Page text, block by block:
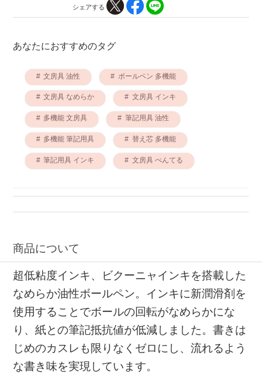
シェアする
あなたにおすすめのタグ
文房具 油性 ボールペン 多機能
文房具 なめらか 文房具 インキ
多機能 文房具 筆記用具 油性
多機能 筆記用具 替え芯 多機能
筆記用具 インキ 文房具 ぺんてる
商品について
超低粘度インキ、ビクーニャインキを搭載した
なめらか油性ボールペン。インキに新潤滑剤を
使用することでボールの回転がなめらかにな
り、紙との筆記抵抗値が低減しました。書きは
じめのカスレも限りなくゼロにし、流れるよう
な書き味を実現しています。